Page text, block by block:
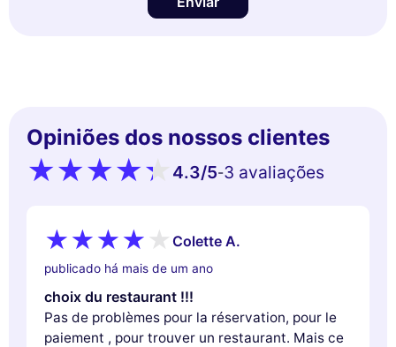
Opiniões dos nossos clientes
4.3/5-3 avaliações
Colette A.
publicado há mais de um ano
choix du restaurant !!!
Pas de problèmes pour la réservation, pour le
paiement , pour trouver un restaurant. Mais ce